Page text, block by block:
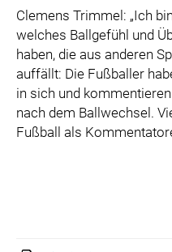
Clemens Trimmel: „Ich
welches Ballgefühl und
haben, die aus anderen
auffällt: Die Fußballer
in sich und
nach dem Ballwechsel.
Fußball als